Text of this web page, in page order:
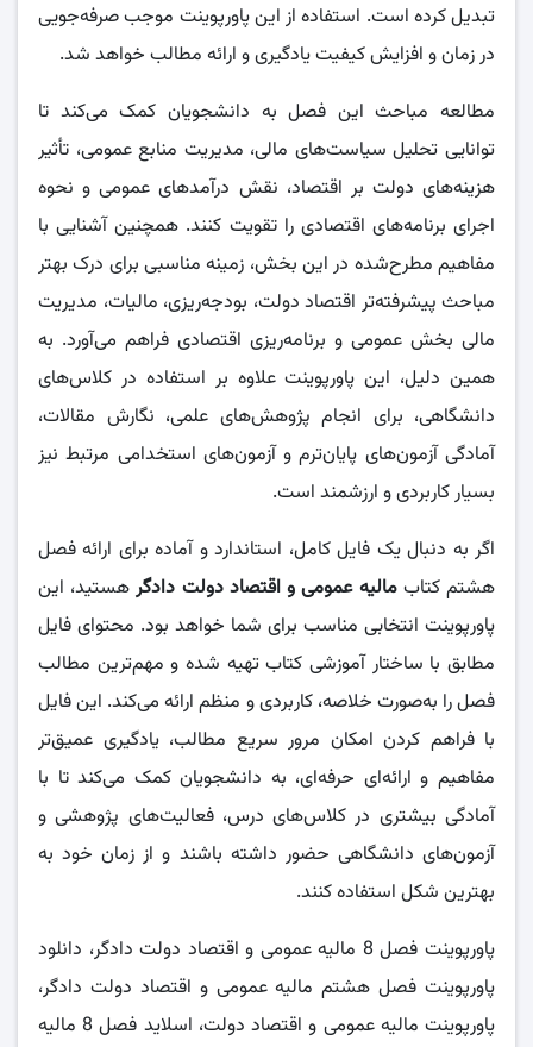
تبدیل کرده است. استفاده از این پاورپوینت موجب صرفه‌جویی
در زمان و افزایش کیفیت یادگیری و ارائه مطالب خواهد شد.
مطالعه مباحث این فصل به دانشجویان کمک می‌کند تا
توانایی تحلیل سیاست‌های مالی، مدیریت منابع عمومی، تأثیر
هزینه‌های دولت بر اقتصاد، نقش درآمدهای عمومی و نحوه
اجرای برنامه‌های اقتصادی را تقویت کنند. همچنین آشنایی با
مفاهیم مطرح‌شده در این بخش، زمینه مناسبی برای درک بهتر
مباحث پیشرفته‌تر اقتصاد دولت، بودجه‌ریزی، مالیات، مدیریت
مالی بخش عمومی و برنامه‌ریزی اقتصادی فراهم می‌آورد. به
همین دلیل، این پاورپوینت علاوه بر استفاده در کلاس‌های
دانشگاهی، برای انجام پژوهش‌های علمی، نگارش مقالات،
آمادگی آزمون‌های پایان‌ترم و آزمون‌های استخدامی مرتبط نیز
بسیار کاربردی و ارزشمند است.
اگر به دنبال یک فایل کامل، استاندارد و آماده برای ارائه فصل
هشتم کتابمالیه عمومی و اقتصاد دولت دادگرهستید، این
پاورپوینت انتخابی مناسب برای شما خواهد بود. محتوای فایل
مطابق با ساختار آموزشی کتاب تهیه شده و مهم‌ترین مطالب
فصل را به‌صورت خلاصه، کاربردی و منظم ارائه می‌کند. این فایل
با فراهم کردن امکان مرور سریع مطالب، یادگیری عمیق‌تر
مفاهیم و ارائه‌ای حرفه‌ای، به دانشجویان کمک می‌کند تا با
آمادگی بیشتری در کلاس‌های درس، فعالیت‌های پژوهشی و
آزمون‌های دانشگاهی حضور داشته باشند و از زمان خود به
بهترین شکل استفاده کنند.
پاورپوینت فصل 8 مالیه عمومی و اقتصاد دولت دادگر، دانلود
پاورپوینت فصل هشتم مالیه عمومی و اقتصاد دولت دادگر،
پاورپوینت مالیه عمومی و اقتصاد دولت، اسلاید فصل 8 مالیه